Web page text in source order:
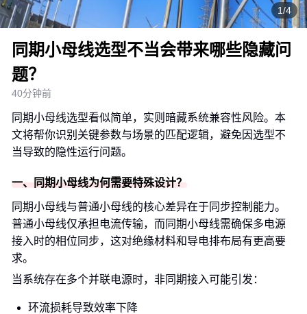
1/4
同期小母线选型不当会带来哪些隐藏问
题？
40分钟前
同期小母线选型看似简单，实则暗藏系统兼容性风险。本
文将帮你识别关键参数与场景的匹配逻辑，避免因选型不
当导致的隐性运行问题。
一、同期小母线为何需要特殊设计？
同期小母线与普通小母线的核心差异在于同步控制能力。
普通小母线仅承担电流传输，而同期小母线需确保多电源
接入时的相位同步，这对绝缘材料和导电排布局有更高要
求。
当系统存在多个并联电源时，非同期接入可能引发：
环流损耗导致效率下降